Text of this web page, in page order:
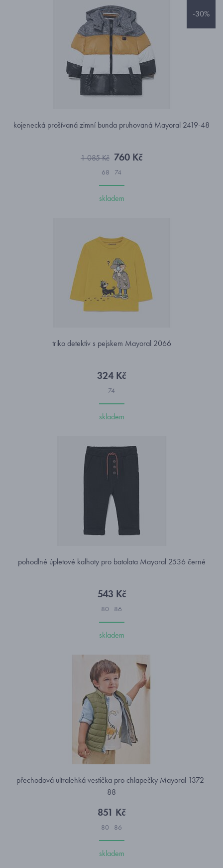
-30%
kojenecká prošívaná zimní bunda pruhovaná Mayoral 2419-48
1 085 Kč 760 Kč
68 74
skladem
triko detektiv s pejskem Mayoral 2066
324 Kč
74
skladem
pohodlné úpletové kalhoty pro batolata Mayoral 2536 černé
543 Kč
80 86
skladem
přechodová ultralehká vestička pro chlapečky Mayoral 1372-
88
851 Kč
80 86
skladem